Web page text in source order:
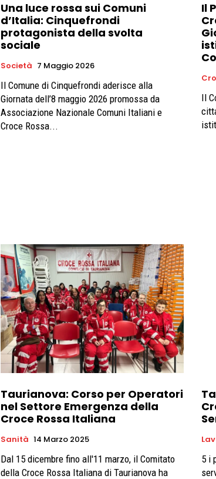
Una luce rossa sui Comuni
d’Italia: Cinquefrondi
protagonista della svolta
sociale
Società 7 Maggio 2026
Il Comune di Cinquefrondi aderisce alla
Giornata dell’8 maggio 2026 promossa da
Associazione Nazionale Comuni Italiani e
Croce Rossa...
Il
Il
Taurianova: Corso per Operatori
nel Settore Emergenza della
Croce Rossa Italiana
Sanità 14 Marzo 2025
Dal 15 dicembre fino all'11 marzo, il Comitato
della Croce Rossa Italiana di Taurianova ha
5 i